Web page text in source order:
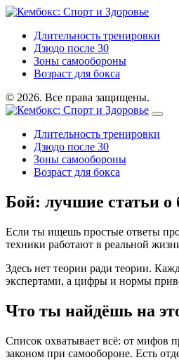
Длительность тренировки
Дзюдо после 30
Зоны самообороны
Возраст для бокса
© 2026. Все права защищены.
Длительность тренировки
Дзюдо после 30
Зоны самообороны
Возраст для бокса
Бой: лучшие статьи
Если ты ищешь простые ответы
техники работают в реальной
Здесь нет теории ради теории.
экспертами, а цифры и нормы
Что ты найдёшь на
Список охватывает всё: от мифов
законом при самообороне. Есть